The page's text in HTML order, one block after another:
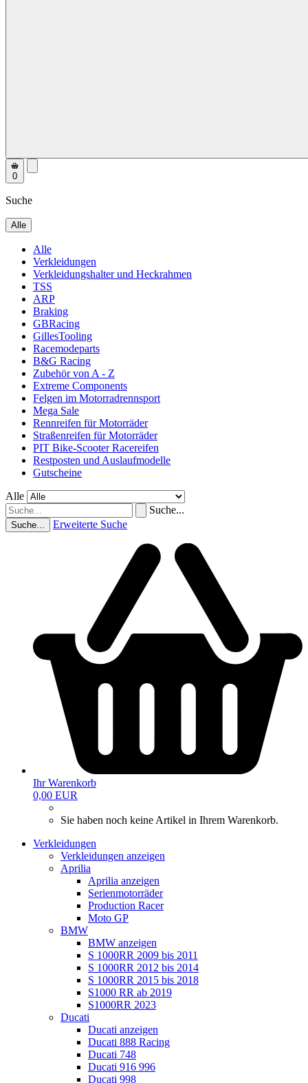
0
Suche
Alle
Alle
Verkleidungen
Verkleidungshalter und Heckrahmen
TSS
ARP
Braking
GBRacing
GillesTooling
Racemodeparts
B&G Racing
Zubehör von A - Z
Extreme Components
Felgen im Motorradrennsport
Mega Sale
Rennreifen für Motorräder
Straßenreifen für Motorräder
PIT Bike-Scooter Racereifen
Restposten und Auslaufmodelle
Gutscheine
Alle
Suche...
Suche... Erweiterte Suche
Ihr Warenkorb
0,00 EUR
Sie haben noch keine Artikel in Ihrem Warenkorb.
Verkleidungen
Verkleidungen anzeigen
Aprilia
Aprilia anzeigen
Serienmotorräder
Production Racer
Moto GP
BMW
BMW anzeigen
S 1000RR 2009 bis 2011
S 1000RR 2012 bis 2014
S 1000RR 2015 bis 2018
S1000 RR ab 2019
S1000RR 2023
Ducati
Ducati anzeigen
Ducati 888 Racing
Ducati 748
Ducati 916 996
Ducati 998